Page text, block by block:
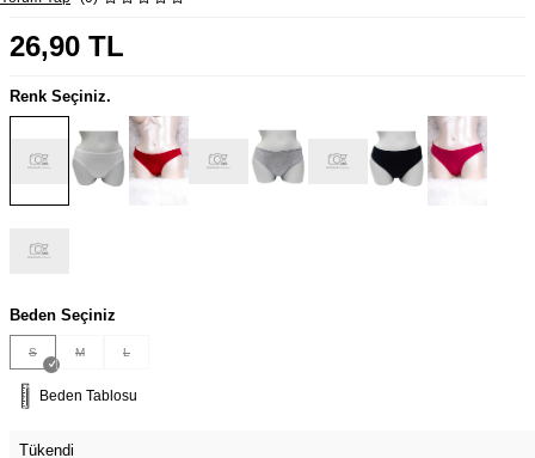
26,90 TL
Renk Seçiniz.
Beden Seçiniz
S M L
Beden Tablosu
Tükendi